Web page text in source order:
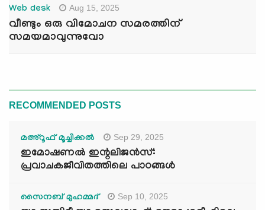
Web desk Aug 15, 2025
വീണ്ടും ഒരു വിമോചന സമരത്തിന്
സമയമാവുന്നുവോ
RECOMMENDED POSTS
മഅ്റൂഫ് മൂച്ചിക്കല്‍ Sep 29, 2025
ഇമോഷണൽ ഇന്റലിജൻസ്:
പ്രവാചകജീവിതത്തിലെ പാഠങ്ങൾ
സൈനബ് മുഹമ്മദ് Sep 10, 2025